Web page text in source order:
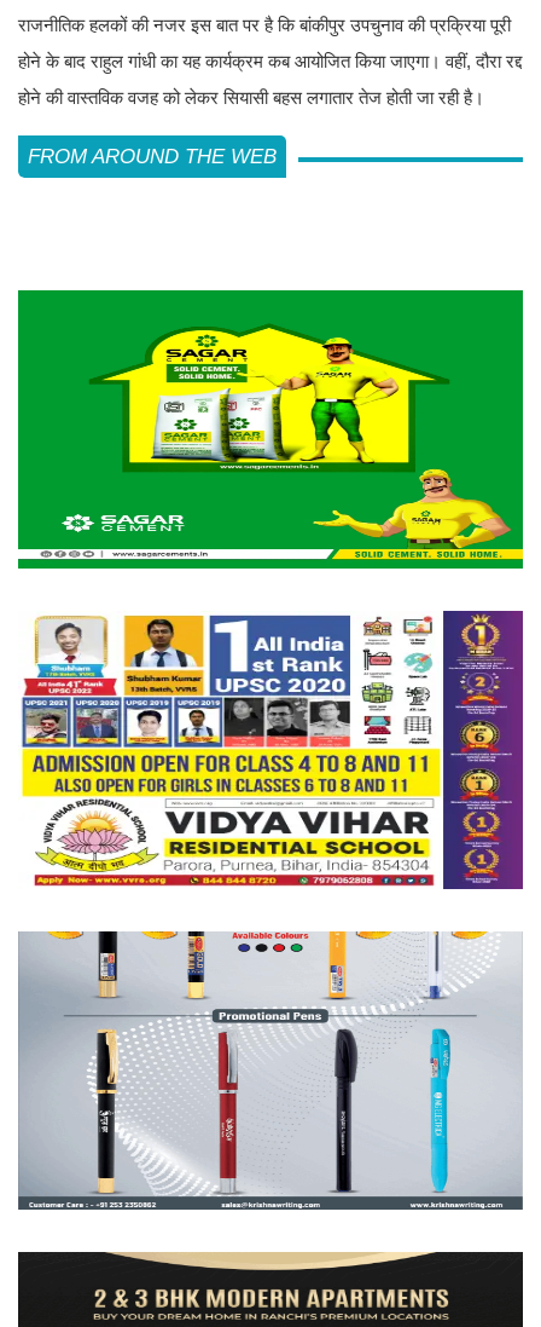
राजनीतिक हलकों की नजर इस बात पर है कि बांकीपुर उपचुनाव की प्रक्रिया पूरी
होने के बाद राहुल गांधी का यह कार्यक्रम कब आयोजित किया जाएगा। वहीं, दौरा रद्द
होने की वास्तविक वजह को लेकर सियासी बहस लगातार तेज होती जा रही है।
FROM AROUND THE WEB